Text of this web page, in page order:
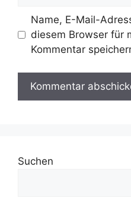
Name, E-Mail-
diesem Browser für
Kommentar
Suchen